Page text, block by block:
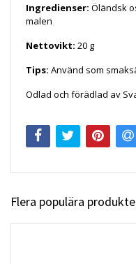
Ingredienser: Öländsk
malen
Nettovikt: 20 g
Tips: Använd som
Odlad och förädlad av
Flera populära